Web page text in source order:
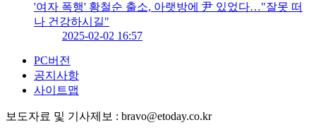
'여자 폭행' 황철순 출소, 아랫방에 尹 있었다…"잘못 떠
나 건강하시길"
2025-02-02 16:57
PC버전
공지사항
사이트맵
보도자료 및 기사제보 : bravo@etoday.co.kr